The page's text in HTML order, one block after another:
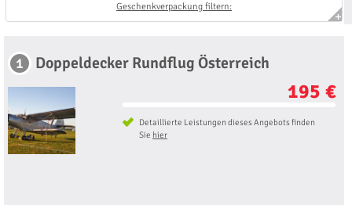
Geschenkverpackung filtern:
1 Doppeldecker Rundflug Österreich
195 €
Detaillierte Leistungen dieses Angebots finden
Sie hier